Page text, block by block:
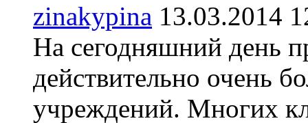
zinakypina
На сегодняшний день
действительно очень
учреждений. Многих